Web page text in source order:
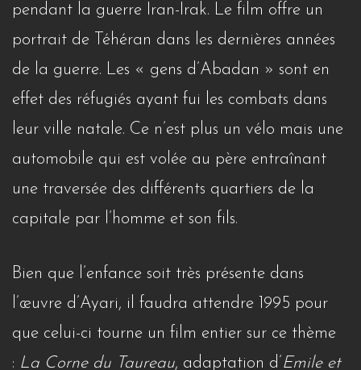
pendant la guerre Iran-Irak. Le film offre un
portrait de Téhéran dans les dernières années
de la guerre. Les « gens d’Abadan » sont en
effet des réfugiés ayant fui les combats dans
leur ville natale. Ce n’est plus un vélo mais une
automobile qui est volée au père entraînant
une traversée des différents quartiers de la
capitale par l’homme et son fils.
Bien que l’enfance soit très présente dans
l’œuvre d’Ayari, il faudra attendre 1995 pour
que celui-ci tourne un film entier sur ce thème
: La Corne du Taureau, adaptation d’ Emile et